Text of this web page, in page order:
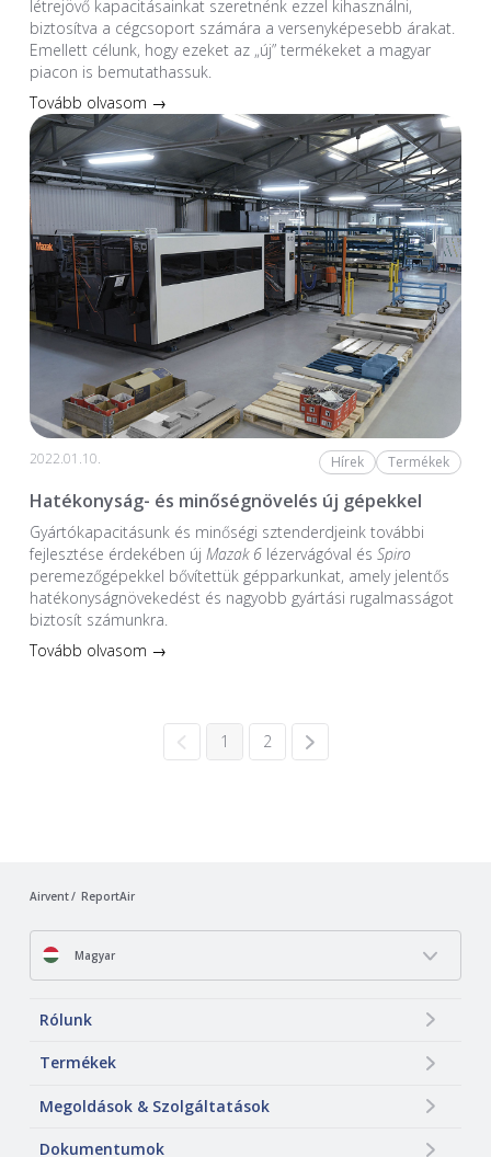
létrejövő kapacitásainkat szeretnénk ezzel kihasználni,
biztosítva a cégcsoport számára a versenyképesebb árakat.
Emellett célunk, hogy ezeket az „új” termékeket a magyar
piacon is bemutathassuk.
Tovább olvasom →
2022.01.10. Hírek Termékek
Hatékonyság- és minőségnövelés új gépekkel
Gyártókapacitásunk és minőségi sztenderdjeink további
fejlesztése érdekében új Mazak 6lézervágóval és Spiro
peremezőgépekkel bővítettük gépparkunkat, amely jelentős
hatékonyságnövekedést és nagyobb gyártási rugalmasságot
biztosít számunkra.
Tovább olvasom →
1 2
Airvent ReportAir
Magyar
Rólunk
Termékek
Megoldások & Szolgáltatások
Dokumentumok